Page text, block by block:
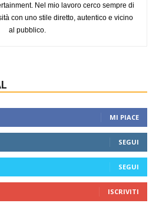
Nel mio lavoro cerco sempre di
con uno stile diretto, autentico e vicino
al pubblico.
MI PIACE
SEGUI
SEGUI
ISCRIVITI